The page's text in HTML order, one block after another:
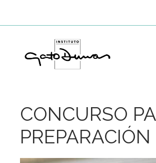
CONCURSO